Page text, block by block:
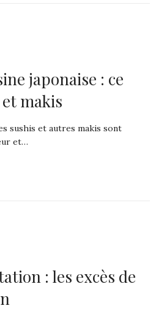
japonaise : ce
et makis
sushis et autres makis sont
et…
: les excès de